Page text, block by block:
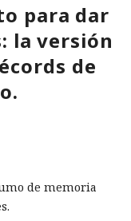
para dar
la versión
de
de memoria